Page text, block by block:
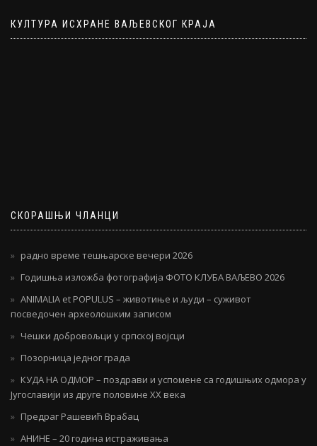
КУЛТУРА ИСХРАНЕ ВАЉЕВСКОГ КРАЈА
СКОРАШЊИ ЧЛАНЦИ
радно време тешњарске вечери 2026
Годишња изложба фотографија ФОТО КЛУБА ВАЉЕВО 2026
ANIMALIA et POPULUS – животиње и људи – суживот
посведочен археолошким записом
Чешки добровољци у српској војсци
Позорница једног града
КУДА НА ОДМОР – поздрави и успомене са годишњих одмора у
Југославији из друге половине ХХ века
Предраг Рашевић Врабац
АНИНЕ – 20 година истраживања